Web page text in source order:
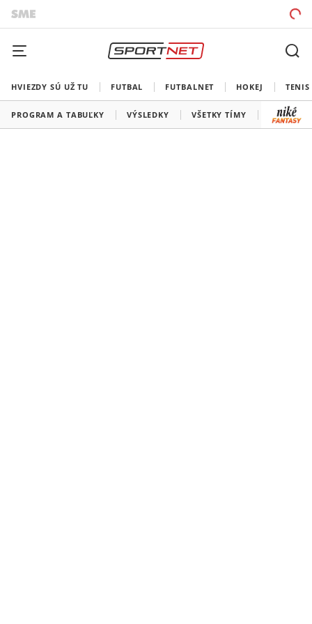
HVIEZDY SÚ UŽ TU FUTBAL FUTBALNET HOKEJ TENIS
PROGRAM A TABUĽKY VÝSLEDKY VŠETKY TÍMY